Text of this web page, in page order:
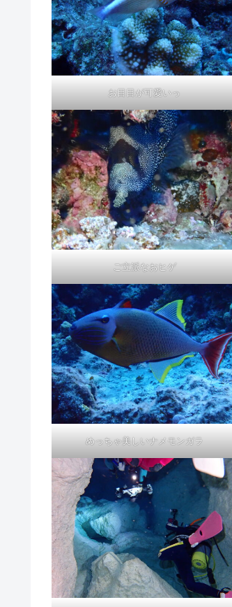
お目目が可愛いっ
ご立派なおヒゲ
めっちゃ美しいナメモンガラ